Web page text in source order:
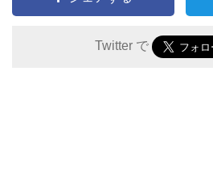
Twitter で